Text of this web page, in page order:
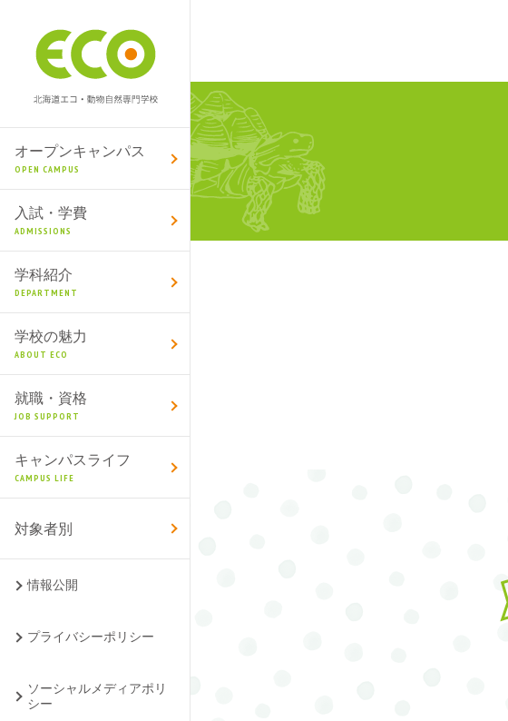
オープンキャンパス
OPEN CAMPUS
入試・学費
ADMISSIONS
学科紹介
DEPARTMENT
学校の魅力
ABOUT ECO
就職・資格
JOB SUPPORT
キャンパスライフ
CAMPUS LIFE
対象者別
情報公開
プライバシーポリシー
ソーシャルメディアポリ
シー